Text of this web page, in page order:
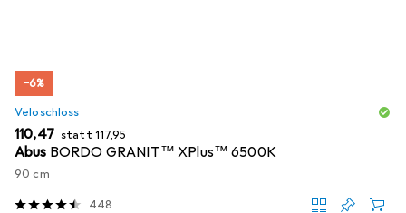
−6%
Veloschloss
EUR
110,47 statt EUR
117,95
Abus BORDO GRANIT™ XPlus™ 6500K
90 cm
448